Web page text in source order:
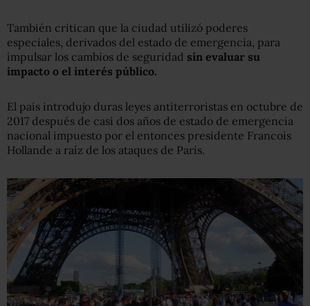
También critican que la ciudad utilizó poderes
especiales, derivados del estado de emergencia, para
impulsar los cambios de seguridad sin evaluar su
impacto o el interés público.
El país introdujo duras leyes antiterroristas en octubre de
2017 después de casi dos años de estado de emergencia
nacional impuesto por el entonces presidente Francois
Hollande a raíz de los ataques de París.